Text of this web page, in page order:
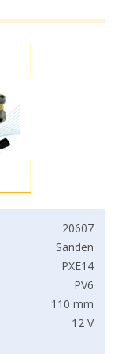
20607
Sanden
PXE14
PV6
110 mm
12 V